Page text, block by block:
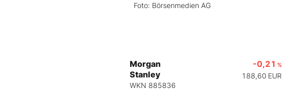
Foto: Börsenmedien AG
Morgan
Stanley
WKN 885836
-0,21 %
188,60 EUR